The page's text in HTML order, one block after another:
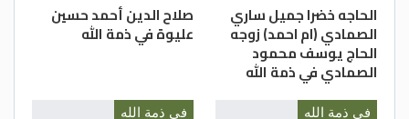
الحاجه خضرا جميل ساري
الصمادي (ام احمد) زوجه
الحاج يوسف محمود
الصمادي في ذمة الله
صلاح الدين أحمد حسين
عليوة في ذمة الله
في ذمة الله في ذمة الله